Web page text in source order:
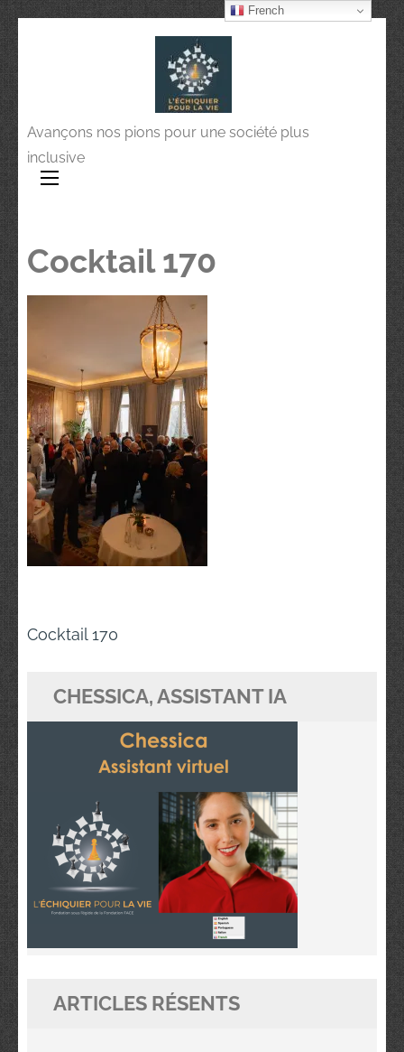
Avançons nos pions pour une société plus
inclusive
Cocktail 170
Navigation
l’article
Cocktail 170
CHESSICA, ASSISTANT IA
ARTICLES RÉSENTS
French